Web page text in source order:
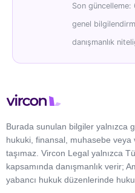
Son
genel
danışmanlık
Burada sunulan bilgiler yalnızca
hukuki, finansal, muhasebe veya
taşımaz. Vircon Legal yalnızca
kapsamında danışmanlık verir;
yabancı hukuk düzenlerinde